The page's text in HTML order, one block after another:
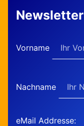
Newsletter
Vorname
Nachname
eMail Addresse: